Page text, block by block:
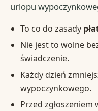
urlopu
To co do zasady
Nie jest to wolne
świadczenie.
Każdy dzień
wypoczynkowego.
Przed